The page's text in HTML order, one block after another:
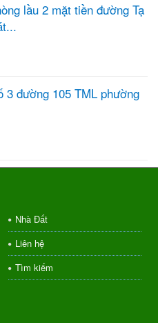
lầu 2 mặt tiền đường Tạ
3 đường 105 TML phường
Nhà Đất
Liên hệ
Tìm kiếm